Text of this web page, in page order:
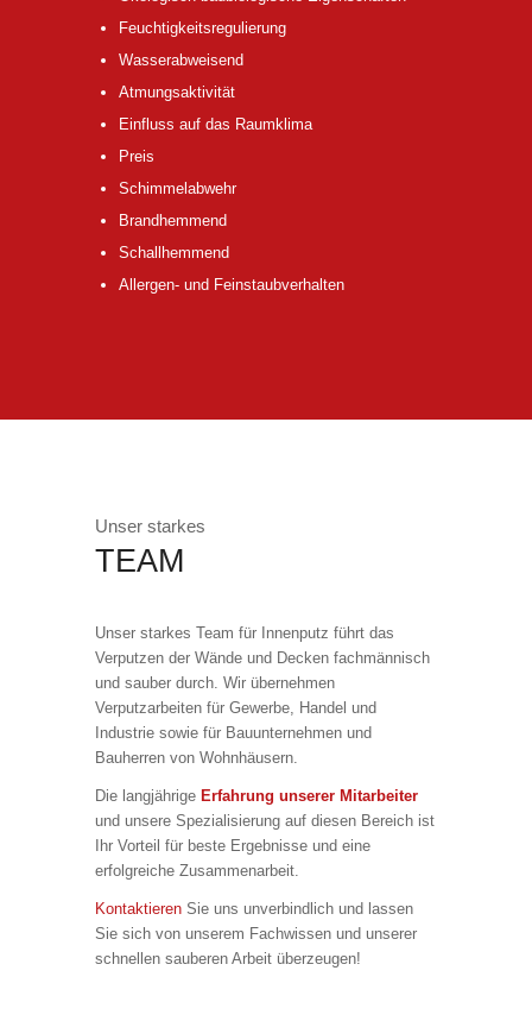
Feuchtigkeitsregulierung
Wasserabweisend
Atmungsaktivität
Einfluss auf das Raumklima
Preis
Schimmelabwehr
Brandhemmend
Schallhemmend
Allergen- und Feinstaubverhalten
Unser starkes
TEAM
Unser starkes Team für Innenputz führt das
Verputzen der Wände und Decken fachmännisch
und sauber durch. Wir übernehmen
Verputzarbeiten für Gewerbe, Handel und
Industrie sowie für Bauunternehmen und
Bauherren von Wohnhäusern.
Die langjährige Erfahrung unserer Mitarbeiter
und unsere Spezialisierung auf diesen Bereich ist
Ihr Vorteil für beste Ergebnisse und eine
erfolgreiche Zusammenarbeit.
Kontaktieren Sie uns unverbindlich und lassen
Sie sich von unserem Fachwissen und unserer
schnellen sauberen Arbeit überzeugen!